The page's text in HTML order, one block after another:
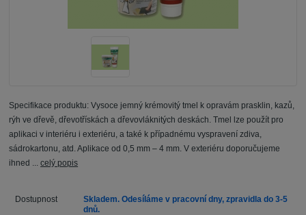
Specifikace produktu: Vysoce jemný krémovitý tmel k opravám prasklin, kazů,
rýh ve dřevě, dřevotřískách a dřevovláknitých deskách. Tmel lze použít pro
aplikaci v interiéru i exteriéru, a také k případnému vyspravení zdiva,
sádrokartonu, atd. Aplikace od 0,5 mm – 4 mm. V exteriéru doporučujeme
ihned ...celý popis
Dostupnost
Skladem. Odesíláme v pracovní dny, zpravidla do 3-5
dnů.